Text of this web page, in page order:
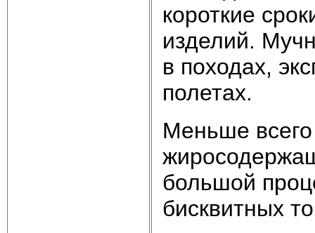
короткие
изделий.
в походах,
полетах.
Меньше
большой
бисквитных